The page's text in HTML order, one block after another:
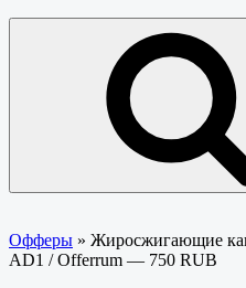
Офферы » Жиросжигающие
AD1 / Offerrum — 750 RUB